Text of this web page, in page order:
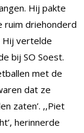
Hij pakte
ruim driehonderd
Hij vertelde
bij SO Soest.
met de
dat ze
zaten’. ,,Piet
herinnerde